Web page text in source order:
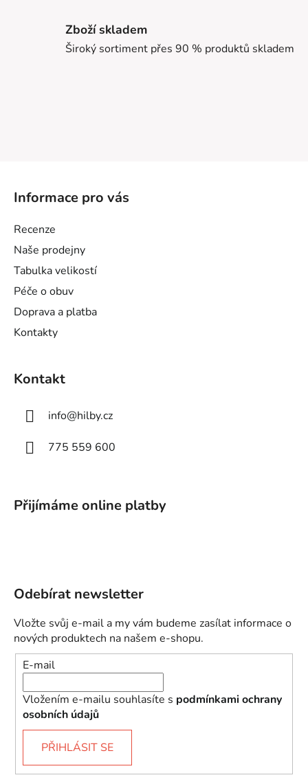
Zboží skladem
Široký sortiment přes 90 % produktů skladem
Informace pro vás
Recenze
Naše prodejny
Tabulka velikostí
Péče o obuv
Doprava a platba
Kontakty
Kontakt
info@hilby.cz
775 559 600
Přijímáme online platby
Odebírat newsletter
Vložte svůj e-mail a my vám budeme zasílat informace o
nových produktech na našem e-shopu.
E-mail
Vložením e-mailu souhlasíte s podmínkami ochrany
osobních údajů
PŘIHLÁSIT SE